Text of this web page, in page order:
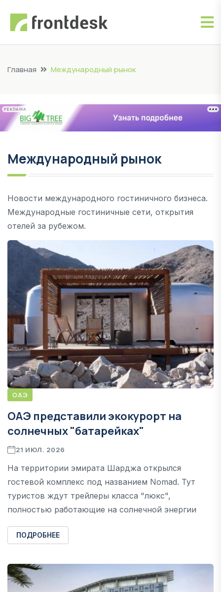
Главная Международный рынок
РЕКЛАМА
Международный рынок
Новости международного гостиничного бизнеса.
Международные гостиничные сети, открытия
отелей за рубежом.
ОАЭ
ОАЭ представили экокурорт на
солнечных "батарейках"
21 ИЮЛ. 2026
На территории эмирата Шарджа открылся
гостевой комплекс под названием Nomad. Тут
туристов ждут трейлеры класса "люкс",
полностью работающие на солнечной энергии
ПОДРОБНЕЕ